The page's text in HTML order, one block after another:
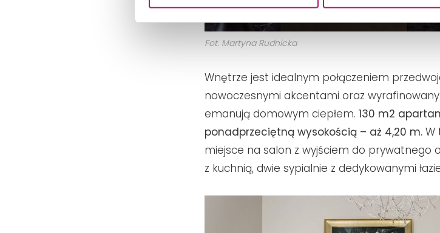
Fot. Martyna Rudnicka
Wnętrze jest idealnym połączeniem
nowoczesnymi akcentami oraz
emanują domowym ciepłem. 130 m2
ponadprzeciętną wysokością – aż 4,20 m. W
miejsce na salon z wyjściem do prywatnego
z kuchnią, dwie sypialnie z dedykowanymi